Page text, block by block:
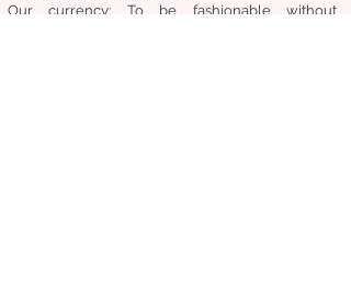
Our currency:
To be fashionable without